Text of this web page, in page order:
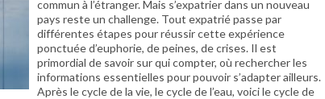
commun à l’étranger. Mais s’expatrier dans un nouveau
pays reste un challenge. Tout expatrié passe par
différentes étapes pour réussir cette expérience
ponctuée d’euphorie, de peines, de crises. Il est
primordial de savoir sur qui compter, où rechercher les
informations essentielles pour pouvoir s’adapter ailleurs.
Après le cycle de la vie, le cycle de l’eau, voici le cycle de